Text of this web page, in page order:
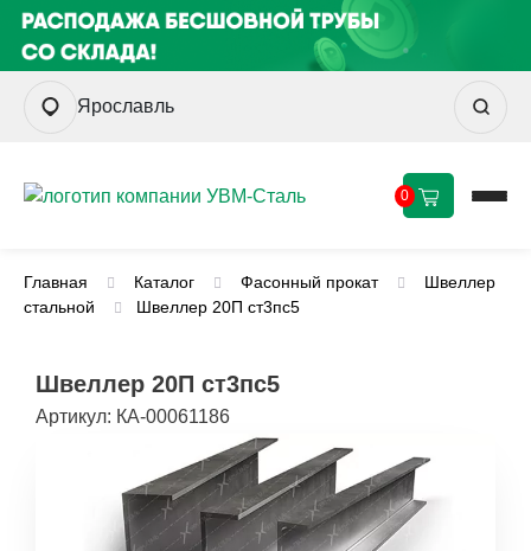
Ярославль
0
Главная Каталог Фасонный прокат
Швеллер
стальной
Швеллер 20П ст3пс5
Швеллер 20П ст3пс5
Артикул: КА-00061186